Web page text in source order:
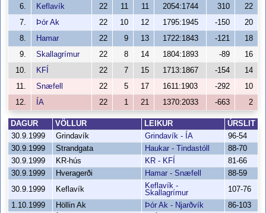
6.
Keflavík 22 11 11 2054:1744 310
22
7.
Þór Ak 22 10 12 1795:1945 -150
20
8.
Hamar 22 9 13 1722:1843 -121
18
9.
Skallagrímur 22 8 14 1804:1893 -89
16
10.
KFÍ 22 7 15 1713:1867 -154
14
11.
Snæfell 22 5 17 1611:1903 -292
10
12.
ÍA 22 1 21 1370:2033 -663 2
DAGUR VÖLLUR LEIKUR
ÚRSLIT
30.9.1999
Grindavík Grindavík - ÍA
96-54
30.9.1999
Strandgata Haukar - Tindastóll
88-70
30.9.1999
KR-hús KR - KFÍ
81-66
30.9.1999
Hveragerði Hamar - Snæfell
88-59
30.9.1999
Keflavík
Keflavík -
Skallagrímur
107-76
1.10.1999
Höllin Ak Þór Ak - Njarðvík
86-103